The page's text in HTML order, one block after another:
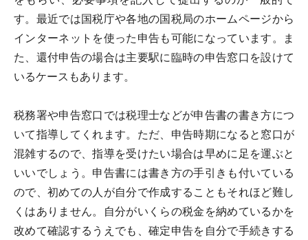
す。最近では国税庁や各地の国税局のホームページから
インターネットを使った申告も可能になっています。ま
た、還付申告の場合は主要駅に臨時の申告窓口を設けて
いるケースもあります。
税務署や申告窓口では税理士などが申告書の書き方につ
いて指導してくれます。ただ、申告時期になると窓口が
混雑するので、指導を受けたい場合は早めに足を運ぶと
いいでしょう。申告書には書き方の手引きも付いている
ので、初めての人が自分で作成することもそれほど難し
くはありません。自分がいくらの税金を納めているかを
改めて確認するうえでも、確定申告を自分で手続きする